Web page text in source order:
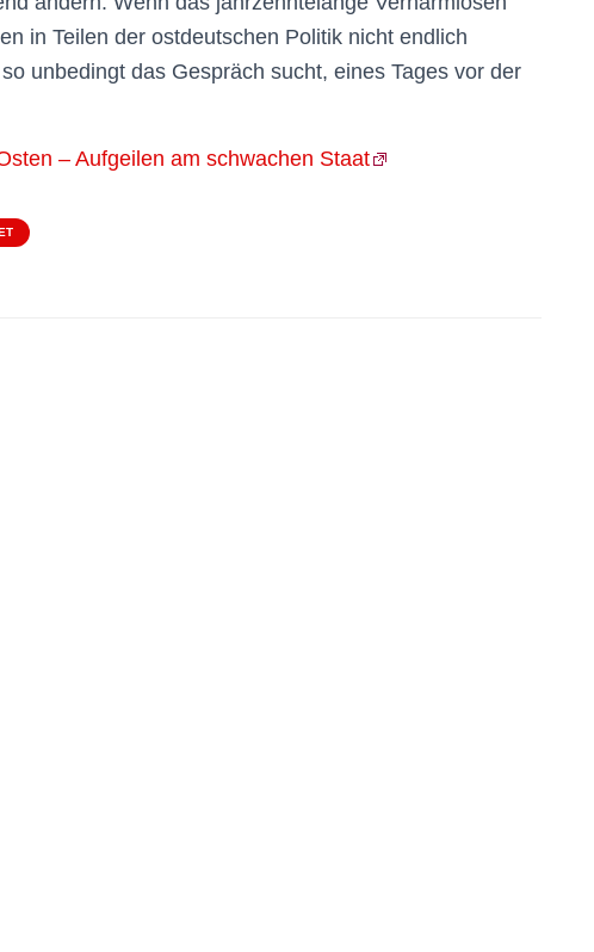
in Teilen der ostdeutschen Politik nicht endlich
unbedingt das Gespräch sucht, eines Tages vor der
– Aufgeilen am schwachen Staat